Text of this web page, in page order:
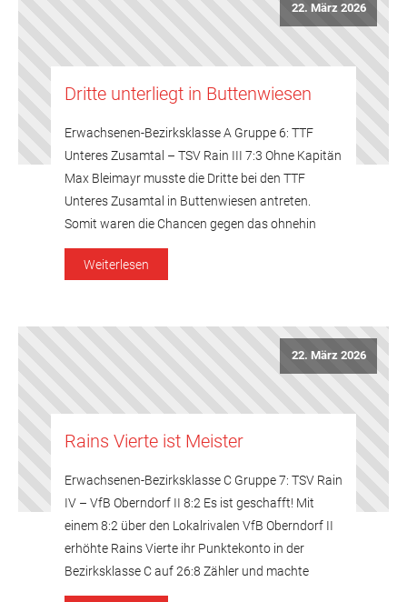
22. März 2026
Dritte unterliegt in Buttenwiesen
Erwachsenen-Bezirksklasse A Gruppe 6: TTF
Unteres Zusamtal – TSV Rain III 7:3 Ohne Kapitän
Max Bleimayr musste die Dritte bei den TTF
Unteres Zusamtal in Buttenwiesen antreten.
Somit waren die Chancen gegen das ohnehin
leicht favorisierte Team der Gastgeber noch
einmal deutlich gesunken. In den Doppeln hielten
Weiterlesen
22. März 2026
Rains Vierte ist Meister
Erwachsenen-Bezirksklasse C Gruppe 7: TSV Rain
IV – VfB Oberndorf II 8:2 Es ist geschafft! Mit
einem 8:2 über den Lokalrivalen VfB Oberndorf II
erhöhte Rains Vierte ihr Punktekonto in der
Bezirksklasse C auf 26:8 Zähler und machte
damit bereits einen Spieltag vor Saisonende den